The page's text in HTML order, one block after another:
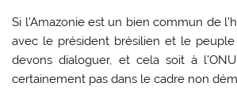
Si l’Amazonie est un bien commun de
avec le président brésilien et le
devons dialoguer, et cela soit à
certainement pas dans le cadre non